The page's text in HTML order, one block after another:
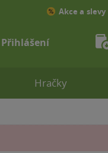
Hračky
Akce a slevy
Přihlášení